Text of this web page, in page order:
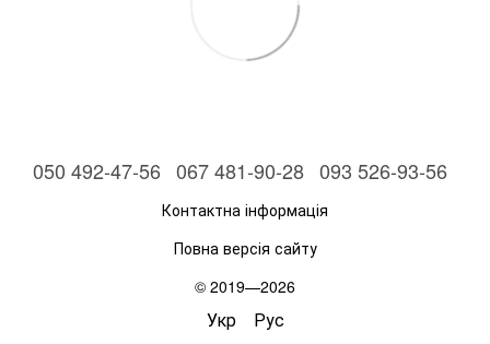
050 492-47-56 067 481-90-28 093 526-93-56
Контактна інформація
Повна версія сайту
© 2019—2026
Укр Рус